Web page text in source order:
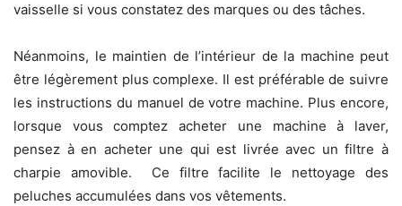
vaisselle si vous constatez des marques ou des tâches.
Néanmoins, le maintien de l’intérieur de la machine peut
être légèrement plus complexe. Il est préférable de suivre
les instructions du manuel de votre machine. Plus encore,
lorsque vous comptez acheter une machine à laver,
pensez à en acheter une qui est livrée avec un filtre à
charpie amovible. Ce filtre facilite le nettoyage des
peluches accumulées dans vos vêtements.